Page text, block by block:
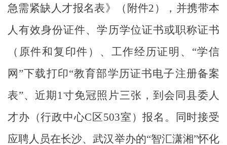
急需紧缺人才报名表》（附件2 ），并携带本
人有效身份证件、学历学位证书或职称证书
（原件和复印件）、工作经历证明、“学信
网”下载打印“教育部学历证书电子注册备案
表”、近期 1 寸免冠照片三张，到会同县委人
才办（行政中心C 区 503室）报名。同时接受
应聘人员在长沙、武汉举办的“智汇潇湘”怀化